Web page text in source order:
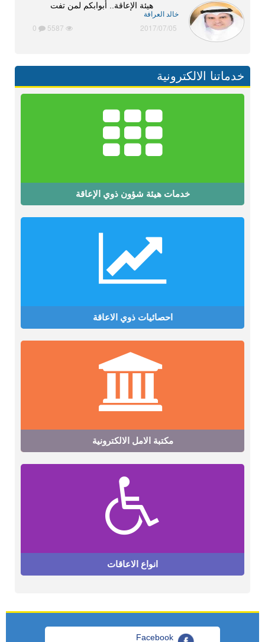
هيئة الإعاقة.. أبوابكم لمن تفت
خالد العرافة
2017/07/05
خدماتنا الالكترونية
خدمات هيئة شؤون ذوي الإعاقة
احصائيات ذوي الاعاقة
مكتبة الامل الالكترونية
انواع الاعاقات
Facebook